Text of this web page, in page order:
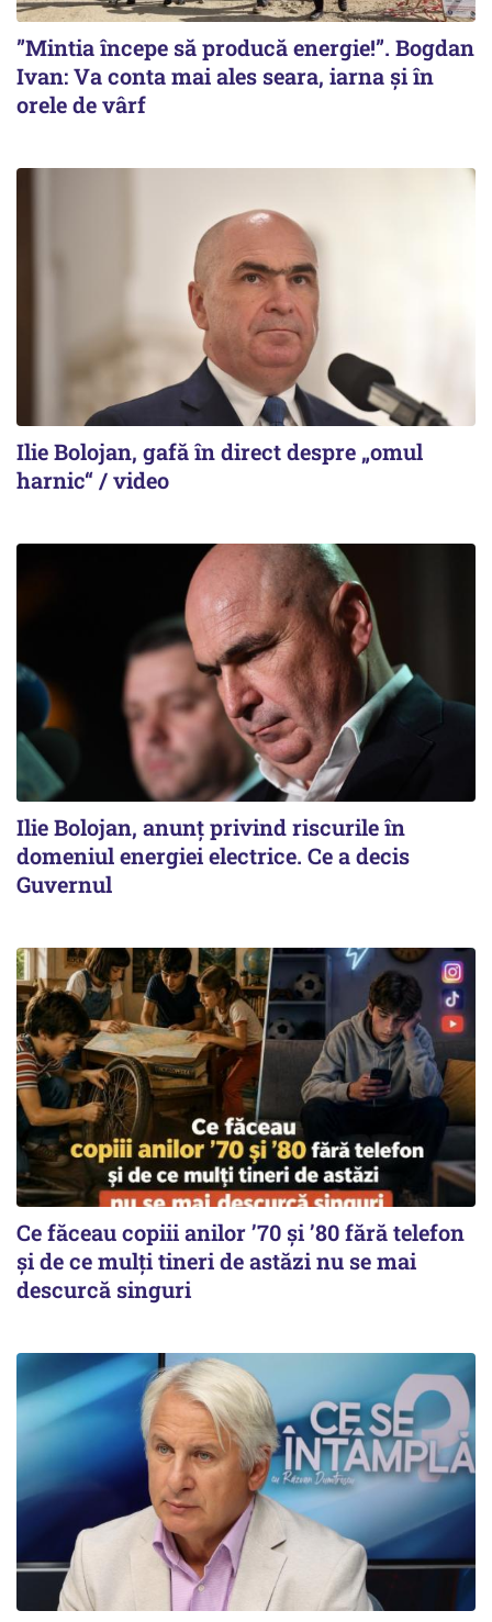
”Mintia începe să producă energie!”. Bogdan
Ivan: Va conta mai ales seara, iarna și în
orele de vârf
Ilie Bolojan, gafă în direct despre „omul
harnic“ / video
Ilie Bolojan, anunț privind riscurile în
domeniul energiei electrice. Ce a decis
Guvernul
Ce făceau copiii anilor ’70 și ’80 fără telefon
și de ce mulți tineri de astăzi nu se mai
descurcă singuri